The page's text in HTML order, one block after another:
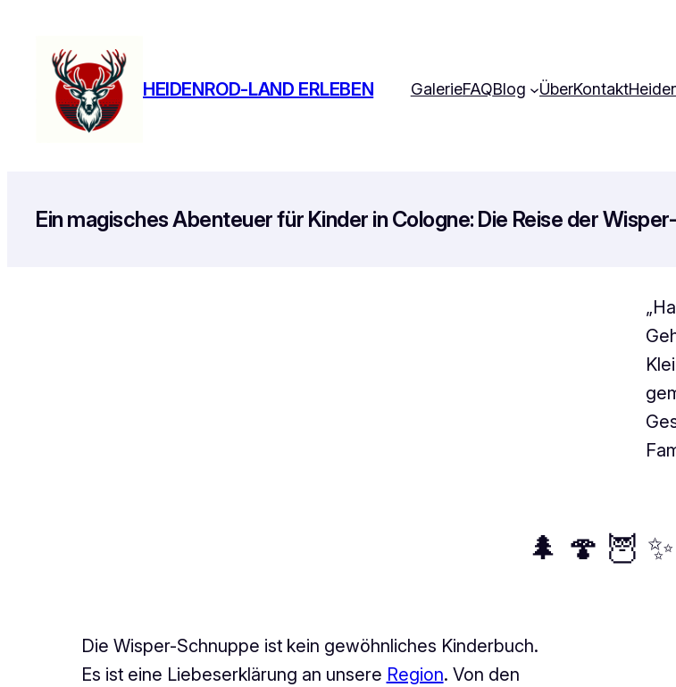
springen
HEIDENROD-LAND ERLEBEN GalerieFAQBlog ÜberKontakt
Ein magisches Abenteuer für Kinder in Cologne: Die Reise der
🌲 🍄 🦉 ✨
Die Wisper-Schnuppe ist kein gewöhnliches Kinderbuch.
Es ist eine Liebeserklärung an unsere Region. Von den